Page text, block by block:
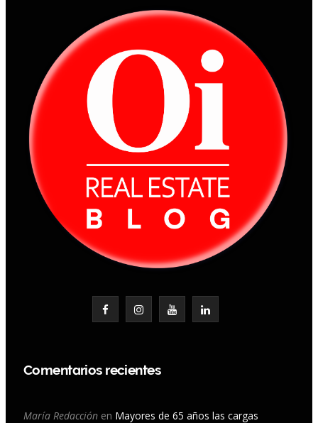
b
I
a
Y
u
L
e
Comentarios recientes
María Redacción en Mayores de 65 años las cargas